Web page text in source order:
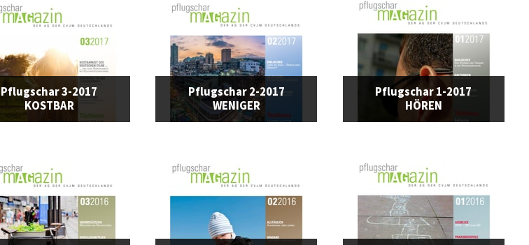
Pflugschar 3-2017
KOSTBAR
Pflugschar 2-2017
WENIGER
Pflugschar 1-2017
HÖREN